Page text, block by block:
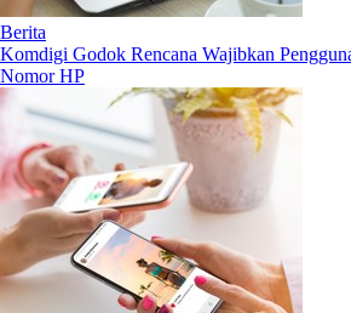
Berita
Komdigi Godok Rencana Wajibkan
Nomor HP